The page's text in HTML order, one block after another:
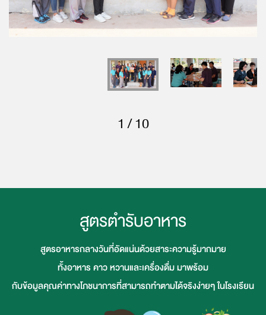
1 / 10
สูตรตำรับอาหาร
สูตรอาหารกลางวันที่อัดแน่นด้วยสาระความรู้มากมาย
ทั้งอาหาร คาว หวานและเครื่องดื่ม มาพร้อม
กับข้อมูลคุณค่าทางโภชนาการที่สามารถทำตามได้จริงง่ายๆ ในโรงเรียน